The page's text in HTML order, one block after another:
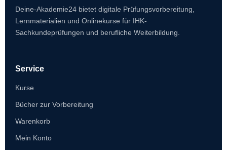
Deine-Akademie24 bietet digitale Prüfungsvorbereitung,
Lernmaterialien und Onlinekurse für IHK-
Sachkundeprüfungen und berufliche Weiterbildung.
Service
Kurse
Bücher zur Vorbereitung
Warenkorb
Mein Konto